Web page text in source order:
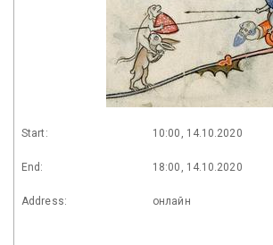
Start: 10:00, 14.10.2020
End: 18:00, 14.10.2020
Address: онлайн